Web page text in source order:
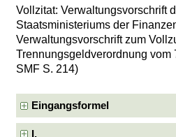
Vollzitat: Verwaltungsvorschrift
Staatsministeriums der
Verwaltungsvorschrift zum
Trennungsgeldverordnung vom
SMF S. 214)
Eingangsformel
I.